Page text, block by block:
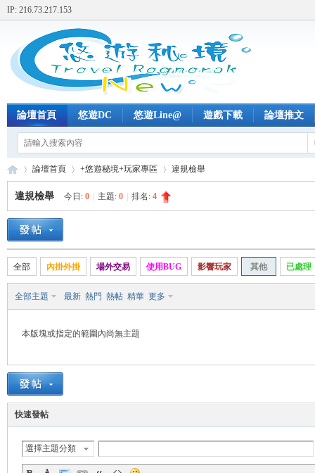
IP: 216.73.217.153
論壇首頁 悠遊DC 悠遊Line@ 遊戲下載 論壇推文
悠
»
論壇首頁 +悠遊秘境+玩家專區 違規檢舉
違規檢舉 今日: 0 主題: 0 排名: 4
全部 內掛外掛 場外交易 使用BUG 影響玩家 其他 已處理
全部主題 最新 熱門 熱帖 精華 更多
本版塊或指定的範圍內尚無主題
快速發帖
選擇主題分類